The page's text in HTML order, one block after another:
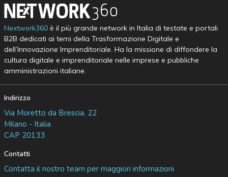
Nextwork360è il più grande network in Italia di testate e portali
B2B dedicati ai temi della Trasformazione Digitale e
dell’Innovazione Imprenditoriale. Ha la missione di diffondere la
cultura digitale e imprenditoriale nelle imprese e pubbliche
amministrazioni italiane.
Indirizzo
Via Moretto da Brescia, 22
Milano - Italia
CAP 20133
Contatti
Contatta il nostro team per maggiori informazioni